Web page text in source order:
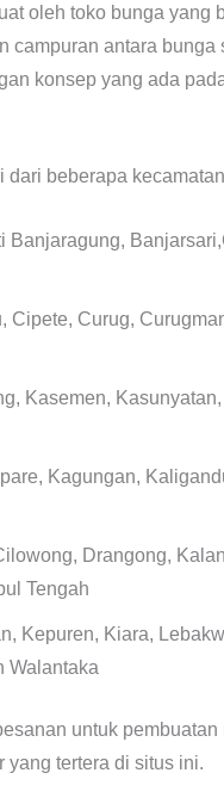
oleh toko bunga yang
antara bunga
konsep yang ada
beberapa
Curug,
Kasemen,
Kagungan,
Drangong,
Tengah
Kepuren, Kiara,
Walantaka
untuk
yang tertera di situs ini.